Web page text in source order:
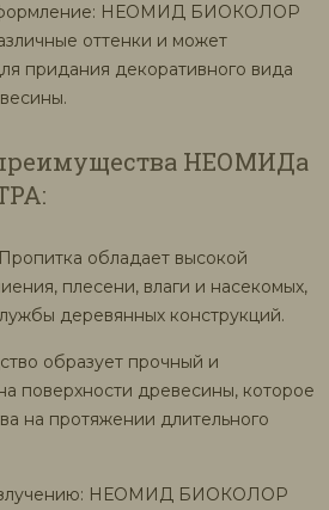
НЕОМИД БИОКОЛОР
оттенки и может
придания декоративного вида
НЕОМИДа
обладает высокой
плесени, влаги и насекомых,
деревянных конструкций.
образует прочный и
поверхности древесины, которое
на протяжении длительного
излучению: НЕОМИД БИОКОЛОР